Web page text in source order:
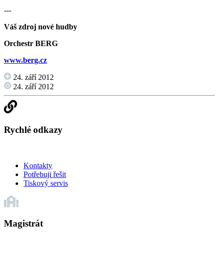
---
Váš zdroj nové hudby
Orchestr BERG
www.berg.cz
24. září 2012
24. září 2012
Rychlé odkazy
Kontakty
Potřebuji řešit
Tiskový servis
Magistrát